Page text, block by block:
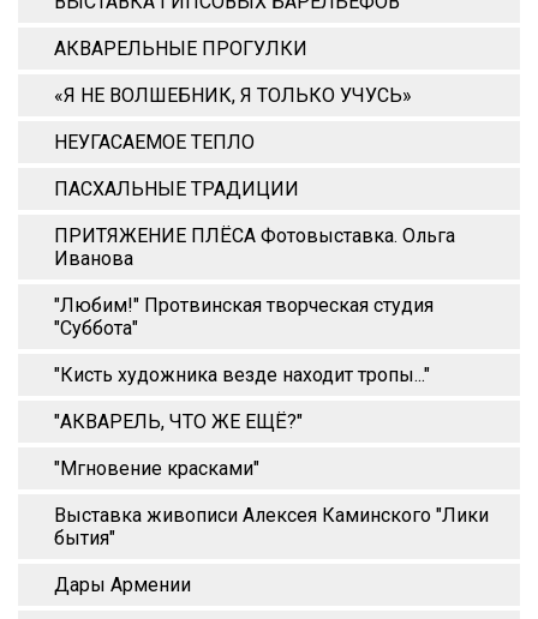
АКВАРЕЛЬНЫЕ ПРОГУЛКИ
«Я НЕ ВОЛШЕБНИК, Я ТОЛЬКО УЧУСЬ»
НЕУГАСАЕМОЕ ТЕПЛО
ПАСХАЛЬНЫЕ ТРАДИЦИИ
ПРИТЯЖЕНИЕ ПЛЁСА Фотовыставка. Ольга
Иванова
"Любим!" Протвинская творческая студия
"Суббота"
"Кисть художника везде находит тропы..."
"АКВАРЕЛЬ, ЧТО ЖЕ ЕЩЁ?"
"Мгновение красками"
Выставка живописи Алексея Каминского "Лики
бытия"
Дары Армении